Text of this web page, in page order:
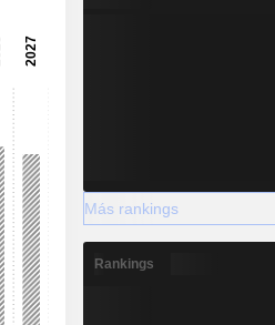
Más rankings
Rankings